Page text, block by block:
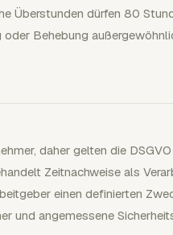
Überstunden dürfen 80
Behebung
daher gelten die
Zeitnachweise als
einen definierten
und angemessene